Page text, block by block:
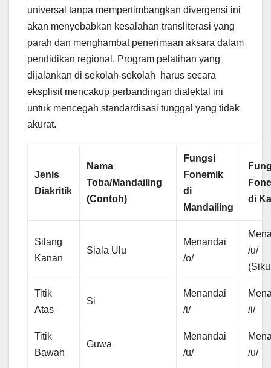
universal tanpa mempertimbangkan divergensi ini
akan menyebabkan kesalahan transliterasi yang
parah dan menghambat penerimaan aksara dalam
pendidikan regional. Program pelatihan yang
dijalankan di sekolah-sekolah harus secara
eksplisit mencakup perbandingan dialektal ini
untuk mencegah standardisasi tunggal yang tidak
akurat.
Jenis
Diakritik
Nama
Toba/Mandailing
(Contoh)
Fungsi
Fonemik
di
Mandailing
di
Silang
Kanan
Siala Ulu
Menandai
/o/
/u/
Titik
Atas
Si
Menandai
/i/
/i/
Titik
Bawah
Guwa
Menandai
/u/
/u/